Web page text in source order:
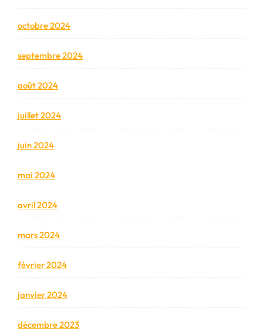
octobre 2024
septembre 2024
août 2024
juillet 2024
juin 2024
mai 2024
avril 2024
mars 2024
février 2024
janvier 2024
décembre 2023